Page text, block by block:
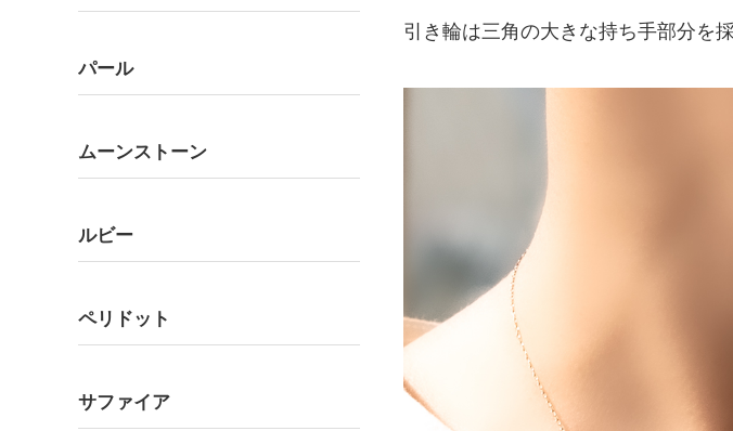
引き輪は三角の大きな持ち手部分を
パール
ムーンストーン
ルビー
ペリドット
サファイア